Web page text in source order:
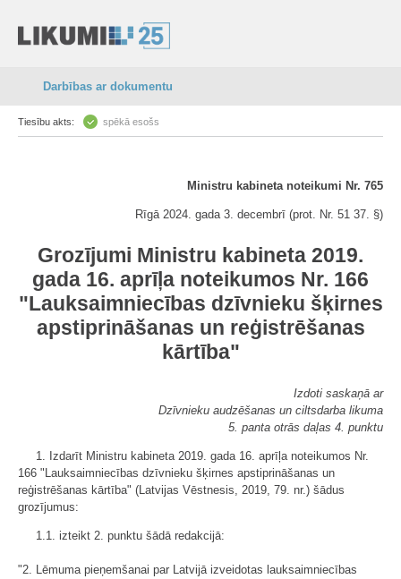
Darbības ar dokumentu
Tiesību akts: spēkā esošs
Ministru kabineta noteikumi Nr. 765
Rīgā 2024. gada 3. decembrī (prot. Nr. 51 37. §)
Grozījumi Ministru kabineta 2019.
gada 16. aprīļa noteikumos Nr. 166
"Lauksaimniecības dzīvnieku šķirnes
apstiprināšanas un reģistrēšanas
kārtība"
Izdoti saskaņā ar
Dzīvnieku audzēšanas un ciltsdarba likuma
5. panta otrās daļas 4. punktu
1. Izdarīt Ministru kabineta 2019. gada 16. aprīļa noteikumos Nr.
166 "Lauksaimniecības dzīvnieku šķirnes apstiprināšanas un
reģistrēšanas kārtība" (Latvijas Vēstnesis, 2019, 79. nr.) šādus
grozījumus:
1.1. izteikt 2. punktu šādā redakcijā:
"2. Lēmuma pieņemšanai par Latvijā izveidotas lauksaimniecības